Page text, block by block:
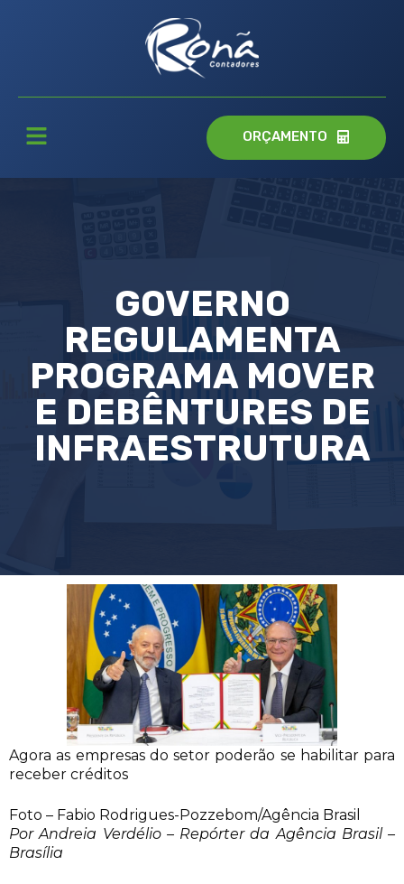
ORÇAMENTO
GOVERNO
REGULAMENTA
PROGRAMA MOVER
E DEBÊNTURES DE
INFRAESTRUTURA
Agora as empresas do setor poderão se habilitar para
receber créditos
Foto – Fabio Rodrigues-Pozzebom/Agência Brasil
Por Andreia Verdélio – Repórter da Agência Brasil –
Brasília